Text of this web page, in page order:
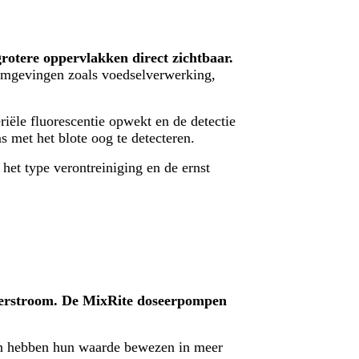
oppervlakken direct zichtbaar.
zoals voedselverwerking,
fluorescentie opwekt en de detectie
het blote oog te detecteren.
type verontreiniging en de ernst
De MixRite doseerpompen
hun waarde bewezen in meer